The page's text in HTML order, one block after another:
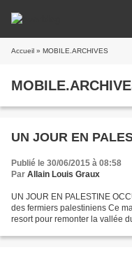
Accueil » MOBILE.ARCHIVES
UN JOUR EN
Publié le 30/06/2015 à 08:58
Par Allain Louis Graux
UN JOUR EN PALESTINE
des fermiers palestiniens Ce
resort pour remonter la vallée